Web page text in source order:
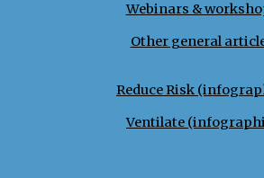
Webinars &
Other general
Reduce Risk
Ventilate